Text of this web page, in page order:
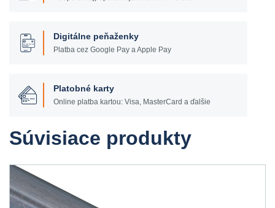
Digitálne peňaženky
Platba cez Google Pay a Apple Pay
Platobné karty
Online platba kartou: Visa, MasterCard a ďalšie
Súvisiace produkty